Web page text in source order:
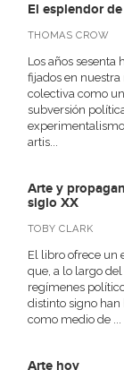
arquitectura)
El esplendor
THOMAS CROW
Los años sesenta
fijados en
colectiva como
subversión
artis...
Arte y
siglo XX
TOBY CLARK
El libro ofrece un
que, a lo largo del
regímenes
distinto signo han
como medio de ...
Arte hoy